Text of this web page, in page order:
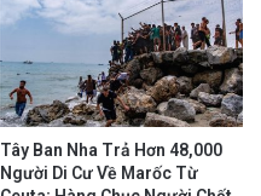
Tây Ban Nha Trả Hơn 48,000
Người Di Cư Về Marốc Từ